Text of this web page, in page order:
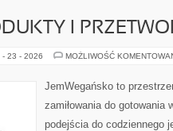
I
- 23 - 2026 MOŻLIWOŚĆ
JemWegańsko to
zamiłowania do gotowania
podejścia do codziennego